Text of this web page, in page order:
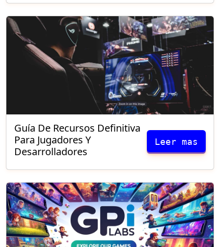
Guía De Recursos Definitiva
Para Jugadores Y
Desarrolladores
Leer mas